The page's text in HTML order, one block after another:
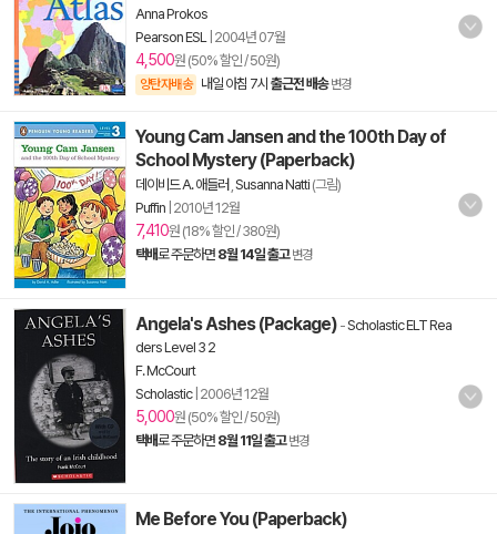
Anna Prokos
Pearson ESL| 2004년 07월
4,500원 (50% 할인 / 50원)
양탄자배송 내일 아침 7시 출근전 배송 변경
Young Cam Jansen and the 100th Day of
School Mystery (Paperback)
데이비드 A. 애들러 Susanna Natti (그림)
Puffin 2010년 12월
7,410원 (18% 할인 / 380원)
택배로 주문하면 8월 14일 출고 변경
Angela's Ashes (Package) -Scholastic ELT Rea
ders Level 3 2
F. McCourt
Scholastic| 2006년 12월
5,000원 (50% 할인 / 50원)
택배로 주문하면 8월 11일 출고 변경
Me Before You (Paperback)